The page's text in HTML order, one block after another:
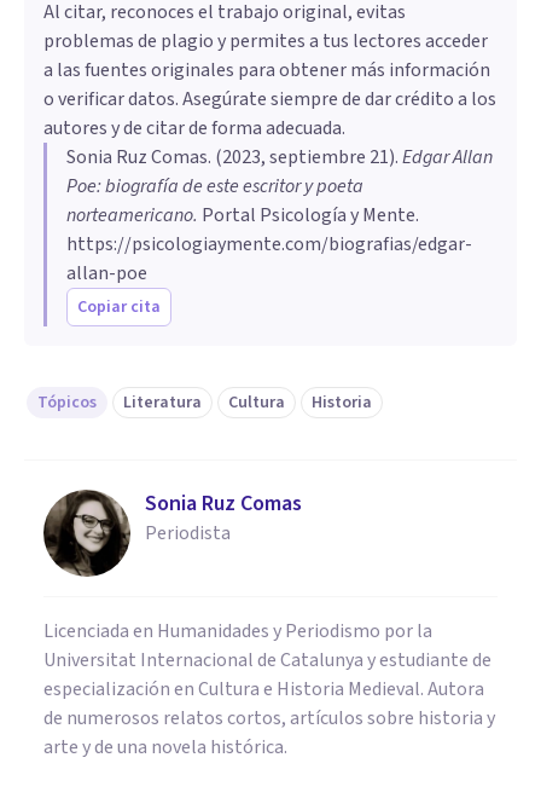
Al citar, reconoces el trabajo original, evitas
problemas de plagio y permites a tus lectores acceder
a las fuentes originales para obtener más información
o verificar datos. Asegúrate siempre de dar crédito a los
autores y de citar de forma adecuada.
Sonia Ruz Comas. (2023, septiembre 21).Edgar Allan
Poe: biografía de este escritor y poeta
norteamericano. Portal Psicología y Mente.
https://psicologiaymente.com/biografias/edgar-
allan-poe
Copiar cita
Tópicos Literatura Cultura Historia
Sonia Ruz Comas
Periodista
Licenciada en Humanidades y Periodismo por la
Universitat Internacional de Catalunya y estudiante de
especialización en Cultura e Historia Medieval. Autora
de numerosos relatos cortos, artículos sobre historia y
arte y de una novela histórica.